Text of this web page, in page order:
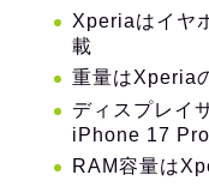
Xperiaはイヤ
載
重量はXperia
ディスプレイ
iPhone 17
RAM容量は